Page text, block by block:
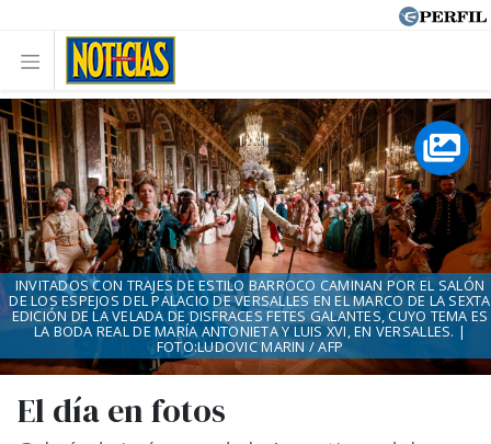
El día en fotos
INVITADOS CON TRAJES DE ESTILO BARROCO CAMINAN POR EL SALÓN
DE LOS ESPEJOS DEL PALACIO DE VERSALLES EN EL MARCO DE LA SEXTA
EDICIÓN DE LA VELADA DE DISFRACES FETES GALANTES, CUYO TEMA ES
LA BODA REAL DE MARÍA ANTONIETA Y LUIS XVI, EN VERSALLES. |
FOTO:LUDOVIC MARIN / AFP